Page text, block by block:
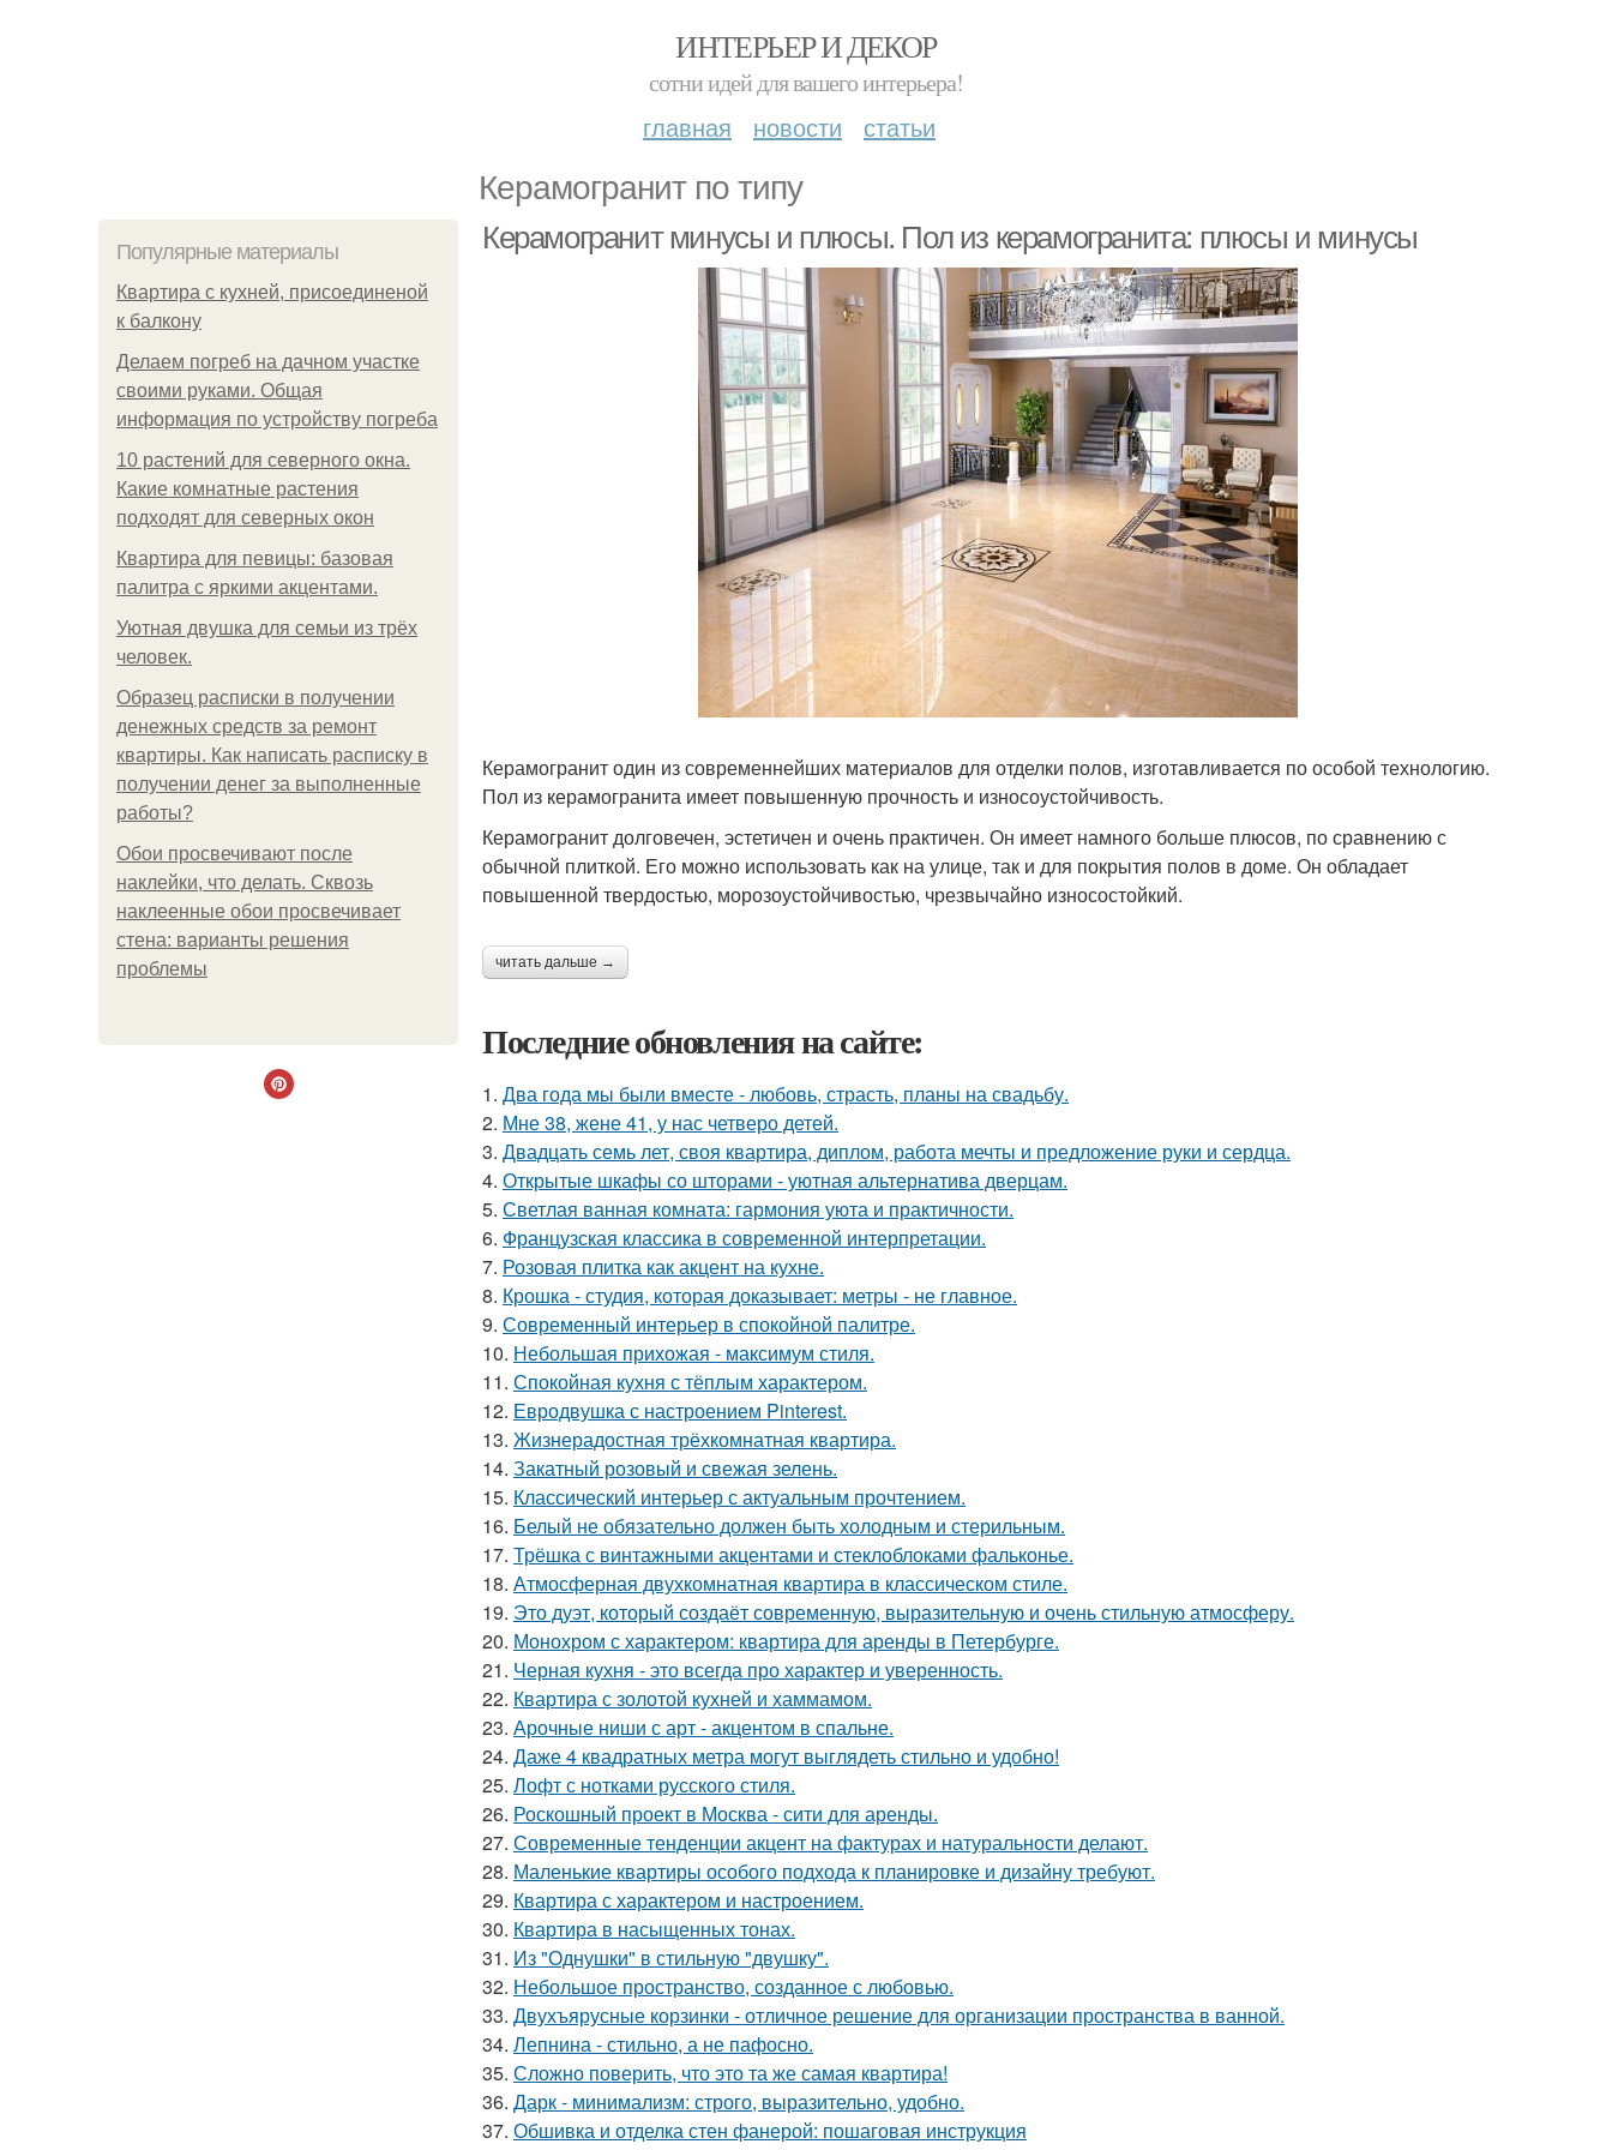
ИНТЕРЬЕР И ДЕКОР
сотни идей для вашего интерьера!
главная новости статьи
Керамогранит по типу
Популярные материалы
Квартира с кухней, присоединеной
к балкону
Делаем погреб на дачном участке
своими руками. Общая
информация по устройству погреба
10 растений для северного окна.
Какие комнатные растения
подходят для северных окон
Квартира для певицы: базовая
палитра с яркими акцентами.
Уютная двушка для семьи из трёх
человек.
Образец расписки в получении
денежных средств за ремонт
квартиры. Как написать расписку в
получении денег за выполненные
работы?
Обои просвечивают после
наклейки, что делать. Сквозь
наклеенные обои просвечивает
стена: варианты решения
проблемы
Керамогранит минусы и плюсы. Пол из керамогранита: плюсы и минусы
Керамогранит один из современнейших материалов для отделки полов, изготавливается по особой технологию.
Пол из керамогранита имеет повышенную прочность и износоустойчивость.
Керамогранит долговечен, эстетичен и очень практичен. Он имеет намного больше плюсов, по сравнению с
обычной плиткой. Его можно использовать как на улице, так и для покрытия полов в доме. Он обладает
повышенной твердостью, морозоустойчивостью, чрезвычайно износостойкий.
читать дальше →
Последние обновления на сайте:
1. Два года мы были вместе - любовь, страсть, планы на свадьбу.
2. Мне 38, жене 41, у нас четверо детей.
3. Двадцать семь лет, своя квартира, диплом, работа мечты и предложение руки и сердца.
4. Открытые шкафы со шторами - уютная альтернатива дверцам.
5. Светлая ванная комната: гармония уюта и практичности.
6. Французская классика в современной интерпретации.
7. Розовая плитка как акцент на кухне.
8. Крошка - студия, которая доказывает: метры - не главное.
9. Современный интерьер в спокойной палитре.
10. Небольшая прихожая - максимум стиля.
11. Спокойная кухня с тёплым характером.
12. Евродвушка с настроением Pinterest.
13. Жизнерадостная трёхкомнатная квартира.
14. Закатный розовый и свежая зелень.
15. Классический интерьер с актуальным прочтением.
16. Белый не обязательно должен быть холодным и стерильным.
17. Трёшка с винтажными акцентами и стеклоблоками фальконье.
18. Атмосферная двухкомнатная квартира в классическом стиле.
19. Это дуэт, который создаёт современную, выразительную и очень стильную атмосферу.
20. Монохром с характером: квартира для аренды в Петербурге.
21. Черная кухня - это всегда про характер и уверенность.
22. Квартира с золотой кухней и хаммамом.
23. Арочные ниши с арт - акцентом в спальне.
24. Даже 4 квадратных метра могут выглядеть стильно и удобно!
25. Лофт с нотками русского стиля.
26. Роскошный проект в Москва - сити для аренды.
27. Современные тенденции акцент на фактурах и натуральности делают.
28. Маленькие квартиры особого подхода к планировке и дизайну требуют.
29. Квартира с характером и настроением.
30. Квартира в насыщенных тонах.
31. Из "Однушки" в стильную "двушку".
32. Небольшое пространство, созданное с любовью.
33. Двухъярусные корзинки - отличное решение для организации пространства в ванной.
34. Лепнина - стильно, а не пафосно.
35. Сложно поверить, что это та же самая квартира!
36. Дарк - минимализм: строго, выразительно, удобно.
37. Обшивка и отделка стен фанерой: пошаговая инструкция